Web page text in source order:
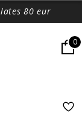
80 eur
0